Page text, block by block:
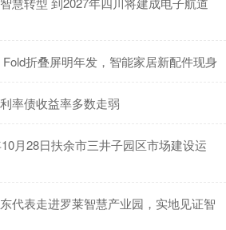
折叠屏明年发，智能家居新配件现身
率债收益率多数走弱
月28日扶余市三井子园区市场建设运
代表走进罗莱智慧产业园，实地见证智